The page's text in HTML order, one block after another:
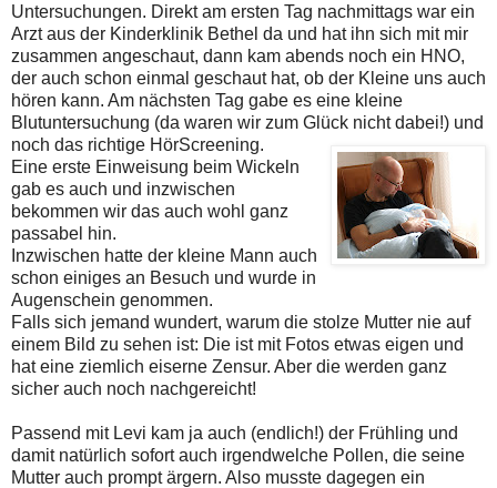
Untersuchungen. Direkt am ersten Tag nachmittags war ein
Arzt aus der Kinderklinik Bethel da und hat ihn sich mit mir
zusammen angeschaut, dann kam abends noch ein HNO,
der auch schon einmal geschaut hat, ob der Kleine uns auch
hören kann. Am nächsten Tag gabe es eine kleine
Blutuntersuchung (da waren wir zum Glück nicht dabei!) und
noch das richtige HörScreening.
Eine erste Einweisung beim Wickeln
gab es auch und inzwischen
bekommen wir das auch wohl ganz
passabel hin.
Inzwischen hatte der kleine Mann auch
schon einiges an Besuch und wurde in
Augenschein genommen.
Falls sich jemand wundert, warum die stolze Mutter nie auf
einem Bild zu sehen ist: Die ist mit Fotos etwas eigen und
hat eine ziemlich eiserne Zensur. Aber die werden ganz
sicher auch noch nachgereicht!
Passend mit Levi kam ja auch (endlich!) der Frühling und
damit natürlich sofort auch irgendwelche Pollen, die seine
Mutter auch prompt ärgern. Also musste dagegen ein